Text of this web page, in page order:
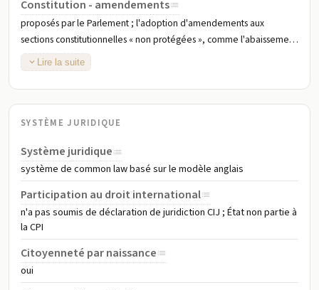
Constitution - amendements
proposés par le Parlement ; l'adoption d'amendements aux
sections constitutionnelles « non protégées », comme l'abaissement
de l'âge de vote, nécessite un vote majoritaire des membres du
Parlement ; l'adoption d'amendements aux sections « protégées »,
telles que les droits et libertés fondamentaux, nécessite un vote à la
majorité des deux tiers du Parlement ; l'adoption d'amendements
aux sections « spécialement protégées » telles que la dissolution du
approbation aux deux tiers par le Parlement et une approbation par
référendum ; amendée à plusieurs reprises, dernière modification
constitutionnelle de la Jamaïque a soumis son rapport sur les
recommandations de réforme de la constitution et attend un débat
Lire la suite
SYSTÈME JURIDIQUE
Système juridique
système de common law basé sur le modèle anglais
Participation au droit international
n'a pas soumis de déclaration de juridiction CIJ ; État non partie à
la CPI
Citoyenneté par naissance
oui